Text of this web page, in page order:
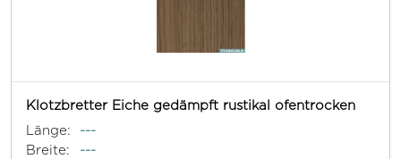
Klotzbretter Eiche gedämpft rustikal ofentrocken
Länge:
---
Breite:
---